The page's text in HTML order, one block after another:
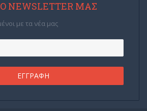
NEWSLETTER ΜΑΣ
με τα νέα μας